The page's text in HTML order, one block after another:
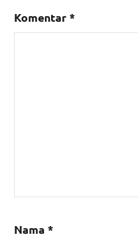
Komentar*
Nama *